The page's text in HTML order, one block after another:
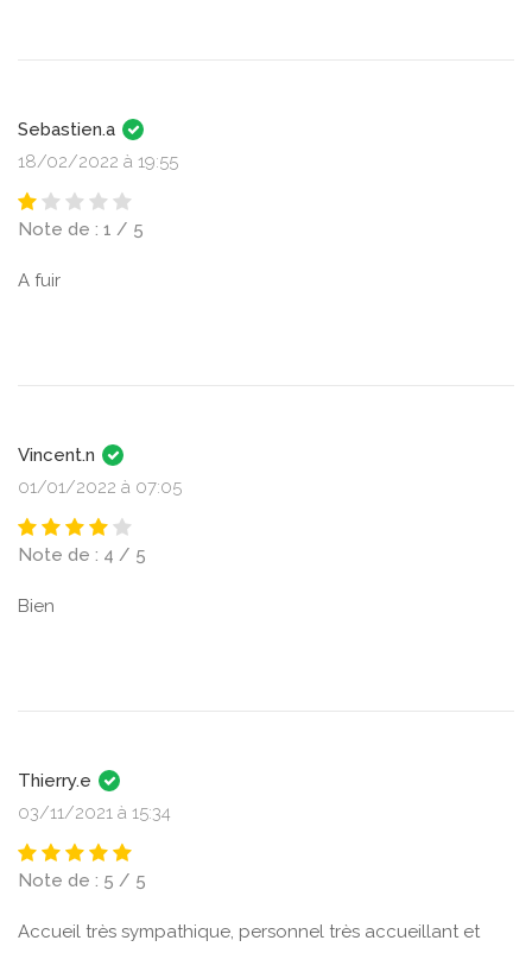
Sebastien.a
18/02/2022 à 19:55
Note de : 1 / 5
A fuir
Vincent.n
01/01/2022 à 07:05
Note de : 4 / 5
Bien
Thierry.e
03/11/2021 à 15:34
Note de : 5 / 5
Accueil très sympathique, personnel très accueillant et